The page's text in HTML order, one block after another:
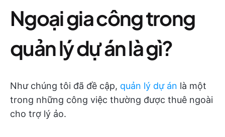
Ngoại gia công trong
quản lý dự án là gì?
Như chúng tôi đã đề cập, quản lý dự án là một
trong những công việc thường được thuê ngoài
cho trợ lý ảo.